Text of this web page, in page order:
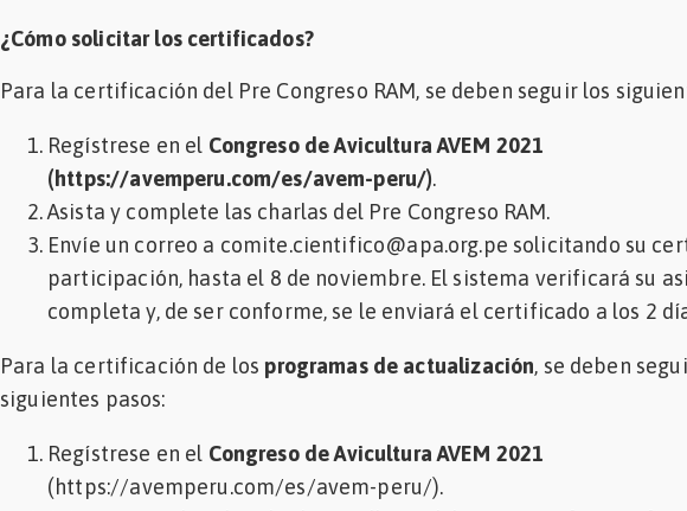
¿Cómo solicitar los certificados?
Para la certificación del Pre Congreso RAM, se deben seguir los
Regístrese en el Congreso de Avicultura AVEM 2021
(https://avemperu.com/es/avem-peru/).
Asista y complete las charlas del Pre Congreso RAM.
Envíe un correo a comite.cientifico@apa.org.pe solicitando su
participación, hasta el 8 de noviembre. El sistema verificará su
completa y, de ser conforme, se le enviará el certificado a los 2
Para la certificación de los programas de actualización, se deben
siguientes pasos:
Regístrese en el Congreso de Avicultura AVEM 2021
(https://avemperu.com/es/avem-peru/).